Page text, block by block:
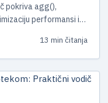
pokriva agg(),
performansi i
13 min čitanja